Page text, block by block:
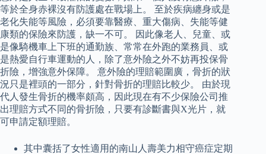
等於全身赤裸沒有防護處在戰場上。 至於疾病纏身或是
老化失能等風險，必須要靠醫療、重大傷病、失能等健
康類的保險來防護，缺一不可。 因此像老人、兒童、或
是像騎機車上下班的通勤族、常常在外跑的業務員、或
是熱愛自行車運動的人，除了意外險之外不妨再投保骨
折險，增強意外保障。 意外險的理賠範圍廣，骨折的狀
況只是裡頭的一部分，針對骨折的理賠比較少。 由於現
代人發生骨折的機率頗高，因此現在有不少保險公司推
出理賠方式不同的骨折險，只要有診斷書與X光片，就
可申請定額理賠。
其中囊括了女性適用的南山人壽美力相守癌症定期